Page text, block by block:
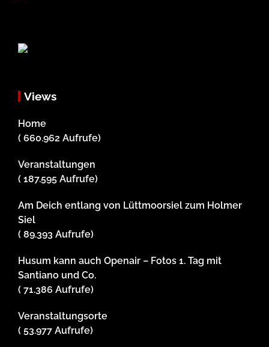
Views
Home
( 660.962 Aufrufe)
Veranstaltungen
( 187.595 Aufrufe)
Am Deich entlang von Lüttmoorsiel zum Holmer
Siel
( 89.393 Aufrufe)
Husum kann auch Openair – Fotos 1. Tag mit
Santiano und Co.
( 71.386 Aufrufe)
Veranstaltungsorte
( 53.977 Aufrufe)